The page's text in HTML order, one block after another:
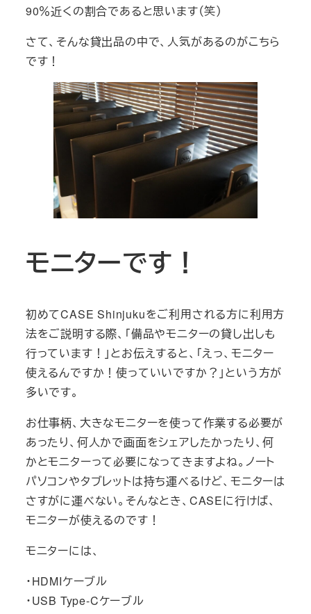
90％近くの割合であると思います（笑）
さて、そんな貸出品の中で、人気があるのがこちら
です！
モニターです！
初めてCASE Shinjukuをご利用される方に利用方
法をご説明する際、「備品やモニターの貸し出しも
行っています！」とお伝えすると、「えっ、モニター
使えるんですか！使っていいですか？」という方が
多いです。
お仕事柄、大きなモニターを使って作業する必要が
あったり、何人かで画面をシェアしたかったり、何
かとモニターって必要になってきますよね。ノート
パソコンやタブレットは持ち運べるけど、モニターは
さすがに運べない。そんなとき、CASEに行けば、
モニターが使えるのです！
モニターには、
・HDMIケーブル
・USB Type-Cケーブル